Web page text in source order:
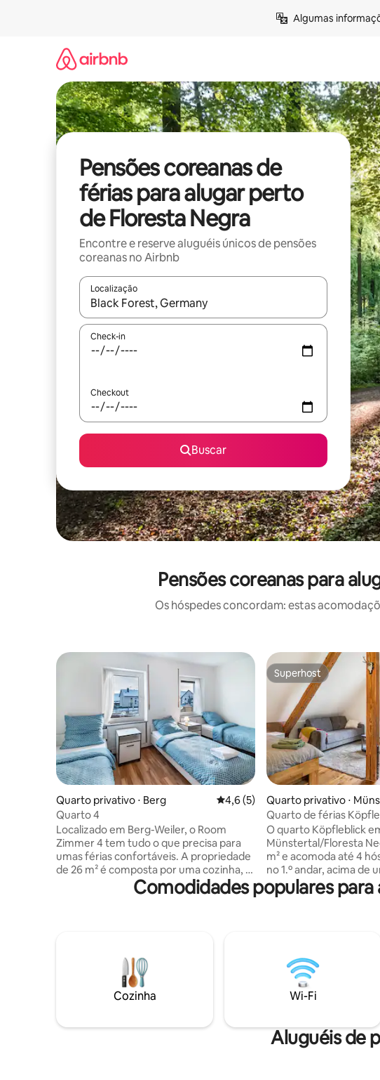
Algumas
Pensões coreanas de
férias para alugar perto
de Floresta Negra
Encontre e reserve aluguéis únicos de pensões
coreanas no Airbnb
Localização
Quando os resultados estiverem disponíveis, explore-os
Check-in
Checkout
Buscar
Pensões coreanas para
Os hóspedes concordam: estas
Quarto privativo ⋅ Berg 4,6 de uma avaliação média de 5,
4,6 (5)
Quarto 4
Localizado em Berg-Weiler, o Room
Zimmer 4 tem tudo o que precisa para
umas férias confortáveis. A propriedade
de 26 m² é composta por uma cozinha, 1
quarto e 1 casa de banho e pode,
portanto, acomodar 3 pessoas. As
uma máquina de secar roupa. Este
aluguer de férias inclui uma cozinha
partilhada para os hóspedes utilizarem
durante a sua estadia.
Superhost
Superhost
Quarto privativo ⋅
Quarto de férias
O quarto Köpfleblick
Münstertal/Floresta
m² e acomoda até 4
no 1.º andar, acima de
com acesso ao jardim e
espaço dispõe de
inclui chaleira,
pastilhas, seleção de
frigorífico, loiça e
pequeno-almoço.
Comodidades populares
Cozinha Wi-Fi
Aluguéis de